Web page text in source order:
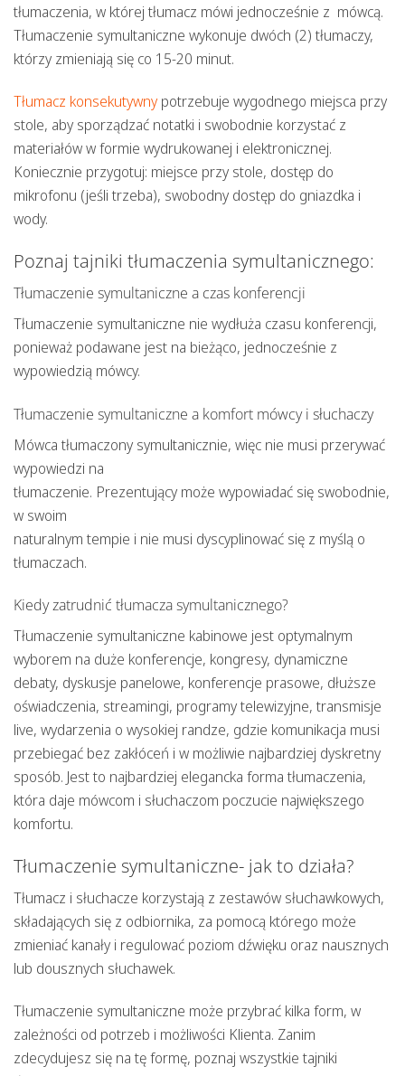
tłumaczenia, w której tłumacz mówi jednocześnie z mówcą.
Tłumaczenie symultaniczne wykonuje dwóch (2) tłumaczy,
którzy zmieniają się co 15-20 minut.
Tłumacz konsekutywnypotrzebuje wygodnego miejsca przy
stole, aby sporządzać notatki i swobodnie korzystać z
materiałów w formie wydrukowanej i elektronicznej.
Koniecznie przygotuj: miejsce przy stole, dostęp do
mikrofonu (jeśli trzeba), swobodny dostęp do gniazdka i
wody.
Poznaj tajniki tłumaczenia symultanicznego:
Tłumaczenie symultaniczne a czas konferencji
Tłumaczenie symultaniczne nie wydłuża czasu konferencji,
ponieważ podawane jest na bieżąco, jednocześnie z
wypowiedzią mówcy.
Tłumaczenie symultaniczne a komfort mówcy i słuchaczy
Mówca tłumaczony symultanicznie, więc nie musi przerywać
wypowiedzi na
tłumaczenie. Prezentujący może wypowiadać się swobodnie,
w swoim
naturalnym tempie i nie musi dyscyplinować się z myślą o
tłumaczach.
Kiedy zatrudnić tłumaczasymultanicznego?
Tłumaczenie symultaniczne kabinowe jest optymalnym
wyborem na duże konferencje, kongresy, dynamiczne
debaty, dyskusje panelowe, konferencje prasowe, dłuższe
oświadczenia, streamingi, programy telewizyjne, transmisje
live, wydarzenia o wysokiej randze, gdzie komunikacja musi
przebiegać bez zakłóceń i w możliwie najbardziej dyskretny
sposób. Jest to najbardziej elegancka forma tłumaczenia,
która daje mówcom i słuchaczom poczucie największego
komfortu.
Tłumaczenie symultaniczne- jak to działa?
Tłumacz i słuchacze korzystają z zestawów słuchawkowych,
składających się z odbiornika, za pomocą którego może
zmieniać kanały i regulować poziom dźwięku oraz nausznych
lub dousznych słuchawek.
Tłumaczenie symultaniczne może przybrać kilka form, w
zależności od potrzeb i możliwości Klienta. Zanim
zdecydujesz się na tę formę, poznaj wszystkie tajniki